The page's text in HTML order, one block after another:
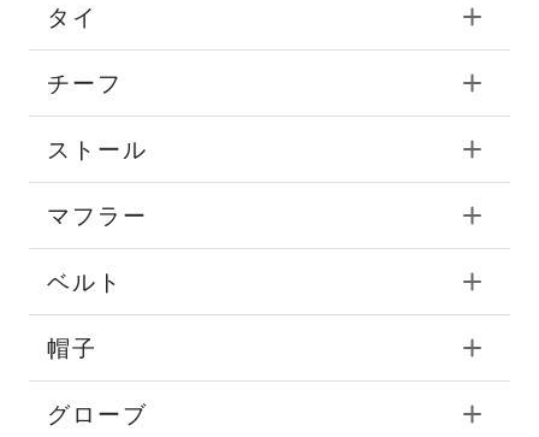
タイ
チーフ
ストール
マフラー
ベルト
帽子
グローブ